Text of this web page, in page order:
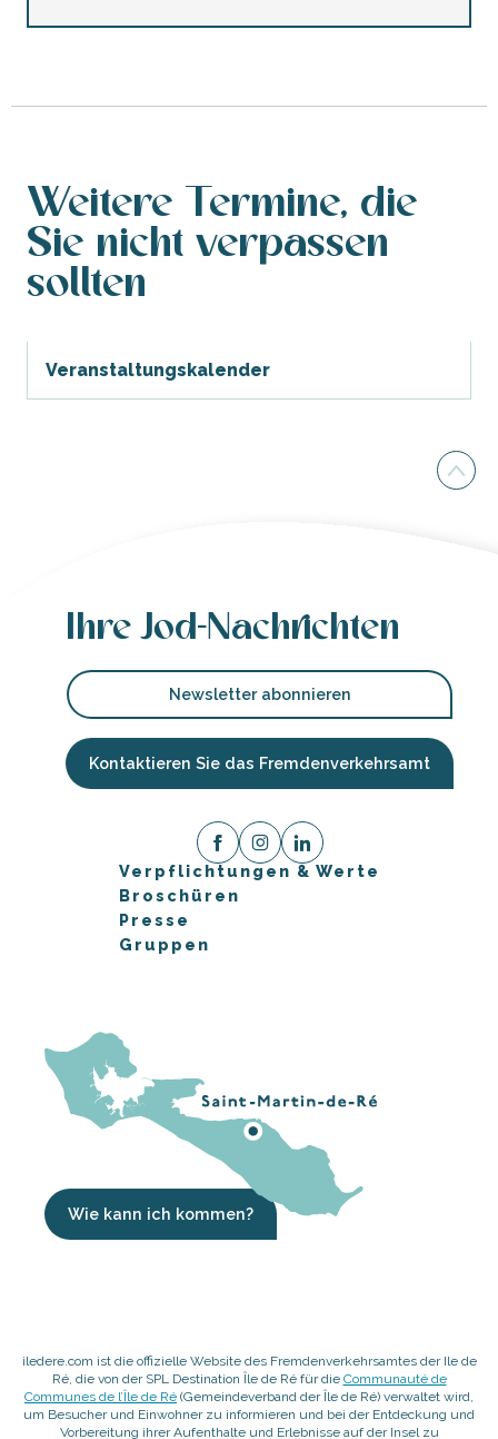
Weitere Termine, die
Sie nicht verpassen
sollten
Veranstaltungskalender
Ihre Jod-Nachrichten
Newsletter abonnieren
Kontaktieren Sie das Fremdenverkehrsamt
Verpflichtungen & Werte
Broschüren
Presse
Gruppen
Wie kann ich kommen?
iledere.com ist die offizielle Website des Fremdenverkehrsamtes der Ile de
Ré, die von der SPL Destination Île de Ré für die Communauté de
Communes de l’Île de Ré (Gemeindeverband der Île de Ré) verwaltet wird,
um Besucher und Einwohner zu informieren und bei der Entdeckung und
Vorbereitung ihrer Aufenthalte und Erlebnisse auf der Insel zu